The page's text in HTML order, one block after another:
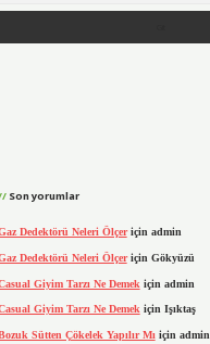
Son yorumlar
Dedektörü Neleri Ölçeriçin admin
Dedektörü Neleri Ölçeriçin Gökyüzü
Giyim Tarzı Ne Demek için admin
Giyim Tarzı Ne Demek için Işıktaş
Sütten Çökelek Yapılır Mı için admin